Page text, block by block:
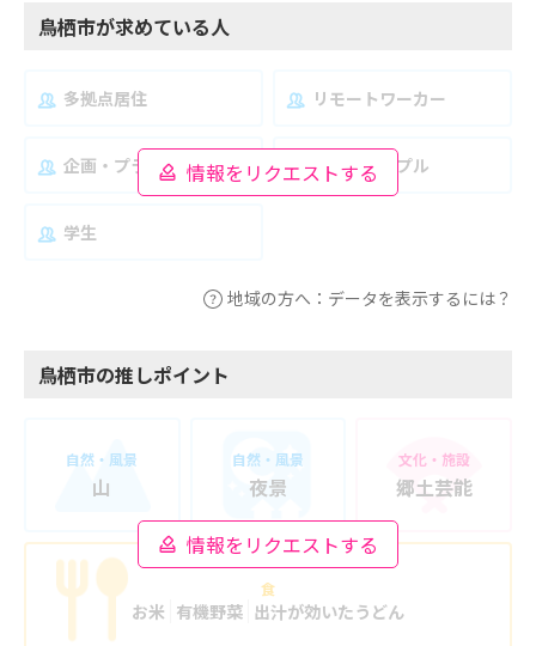
鳥栖市が求めている人
情報をリクエストする
多拠点居住 リモートワーカー
企画・プランナー 夫婦・カップル
学生
地域の方へ：データを表示するには？
鳥栖市の推しポイント
情報をリクエストする
自然・風景
山
自然・風景
夜景
文化・施設
郷土芸能
食
お米 有機野菜 出汁が効いたうどん